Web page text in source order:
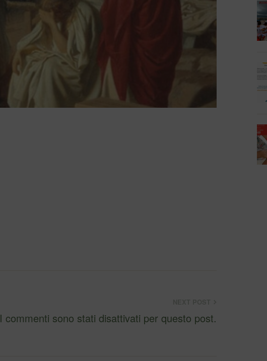
I commenti sono stati disattivati per questo post.